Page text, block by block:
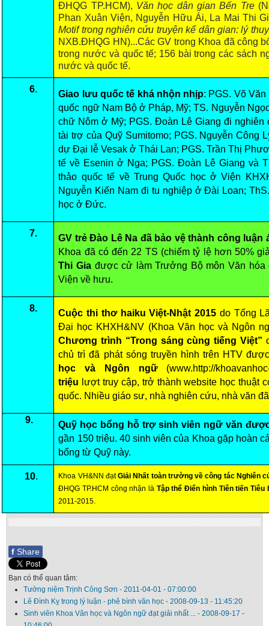
Alumni Association
Scholarship Fund
Literature Club
Calligraphy Club
ĐHQG TP.HCM), Văn học dân gian Bến Tre
Phan Xuân Viện, Nguyễn Hữu Ái, La Mai Thi
Motif trong nghiên cứu truyện kể dân gian: lý
NXB.ĐHQG HN)...Các GV trong Khoa đã công
trong nước và quốc tế; 156 bài trong các sách
nước và quốc tế.
6. Giao lưu quốc tế khá nhộn nhịp: PGS. Võ
quốc ngữ Nam Bộ ở Pháp, Mỹ; TS. Nguyễn
chữ Nôm ở Mỹ; PGS. Đoàn Lê Giang đi
tài trợ của Quỹ Sumitomo; PGS. Nguyễn Công
dự Đại lễ Vesak ở Thái Lan; PGS. Trần Thị
tế về Esenin ở Nga; PGS. Đoàn Lê Giang và
thảo quốc tế về Trung Quốc học ở Viện
Nguyễn Kiến Nam đi tu nghiệp ở Đài Loan;
học ở Đức.
7.
GV trẻ Đào Lê Na đã bảo vệ thành công luận
Khoa đã có đến 22 TS (chiếm tỷ lệ hơn 50%
Thi Giađược cử làm Trưởng Bộ môn Văn hóa
Viện về hưu.
8. Cuộc thi thơ haiku Việt-Nhật 2015 do Tổng
Đại học KHXH&NV (Khoa Văn học và Ngôn
Chương trình “Trong sáng cùng tiếng Việt”
chủ trì đã phát sóng truyền hình trên HTV
học và Ngôn ngữ (www.http://
triệu lượt truy cập, trở thành website học thuật
quốc. Nhiều giáo sư, nhà nghiên cứu, nhà văn
9.
Quỹ học bổng hỗ trợ sinh viên ngữ văn
gần 150 triệu. 40 sinh viên của Khoa gặp hoàn
bổng từ Quỹ này.
10. Khoa VH&NN đạtGiải Nhất toàn trường về công tác Nghiên
ĐHQG TP.HCM công nhận là Tập thể Điển hình Tiên tiến Tiêu
2011-2015.
f Share
Bạn có thể quan tâm:
Tưởng niệm Trịnh Công Sơn-2011-04-01 - 07:00:00
Lê Đình Kỵ trong lý luận - phê bình văn học-2008-09-13 - 11:45:20
Sinh viên Khoa Văn học và Ngôn ngữ đạt giải nhất ...-2008-09-17 -